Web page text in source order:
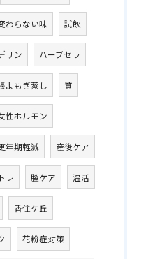
わらない味 試飲
リン ハーブセラ
よもぎ蒸し 質
性ホルモン
年期軽減 産後ケア
レ 膣ケア 温活
香住ケ丘
花粉症対策